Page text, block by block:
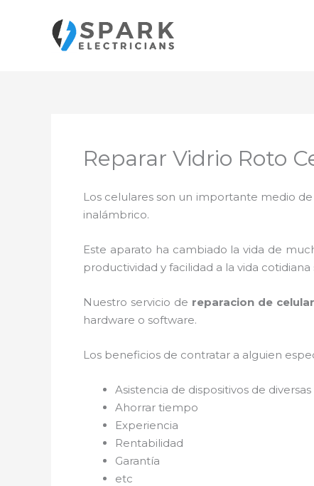
contenido
Reparar Vidrio Roto
Los celulares son un importante medio
inalámbrico.
Este aparato ha cambiado la vida de
productividad y facilidad a la vida
Nuestro servicio de reparacion de
hardware o software.
Los beneficios de contratar a alguien
Asistencia de dispositivos de
Ahorrar tiempo
Experiencia
Rentabilidad
Garantía
etc